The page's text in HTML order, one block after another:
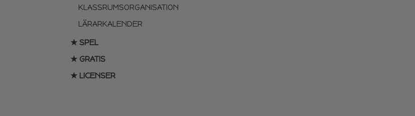
KLASSRUMSORGANISATION
LÄRARKALENDER
★ SPEL
★ GRATIS
★ LICENSER